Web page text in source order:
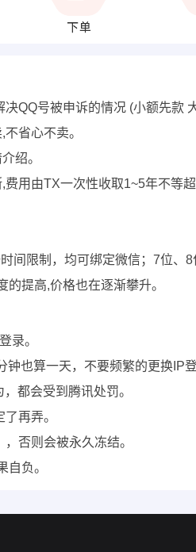
QQ号被申诉的情况 (小额先款
省心不卖。
绍。
用由TX一次性收取1~5年不等
间限制，均可绑定微信；7位、
提高,价格也在逐渐攀升。
录。
钟也算一天，不要频繁的更换
都会受到腾讯处罚。
再弄。
否则会被永久冻结。
自负。